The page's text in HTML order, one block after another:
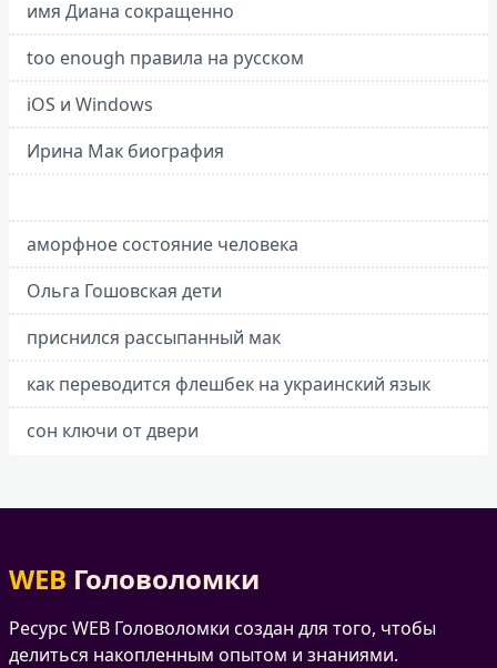
имя Диана сокращенно
too enough правила на русском
iOS и Windows
Ирина Мак биография
аморфное состояние человека
Ольга Гошовская дети
приснился рассыпанный мак
как переводится флешбек на украинский язык
сон ключи от двери
WEB Головоломки
Ресурс WEB Головоломки создан для того, чтобы
делиться накопленным опытом и знаниями.